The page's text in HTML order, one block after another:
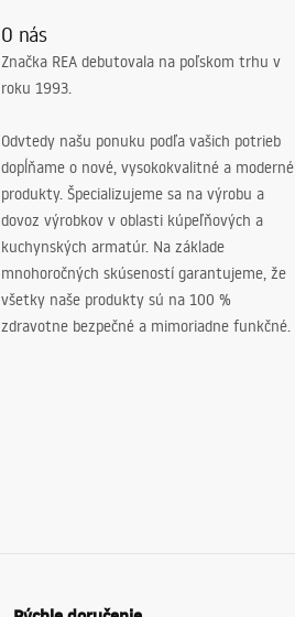
O nás
Značka REA debutovala na poľskom trhu v
roku 1993.
Odvtedy našu ponuku podľa vašich potrieb
dopĺňame o nové, vysokokvalitné a moderné
produkty. Špecializujeme sa na výrobu a
dovoz výrobkov v oblasti kúpeľňových a
kuchynských armatúr. Na základe
mnohoročných skúseností garantujeme, že
všetky naše produkty sú na 100 %
zdravotne bezpečné a mimoriadne funkčné.